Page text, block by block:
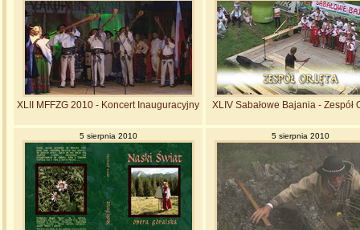
XLII MFFZG 2010 - Koncert Inauguracyjny XLIV Sabałowe Bajania - Zespół
5 sierpnia 2010 5 sierpnia 2010